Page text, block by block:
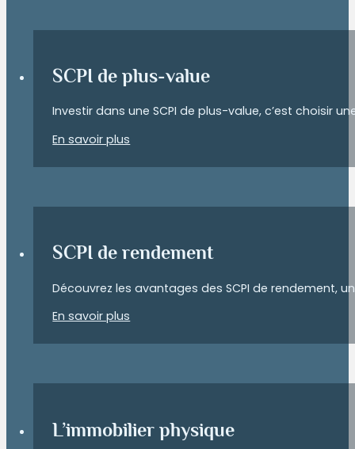
SCPI de plus-value
Investir dans une SCPI de plus-value, c’est choisir
En savoir plus
SCPI de rendement
Découvrez les avantages des SCPI de rendement,
En savoir plus
L’immobilier physique